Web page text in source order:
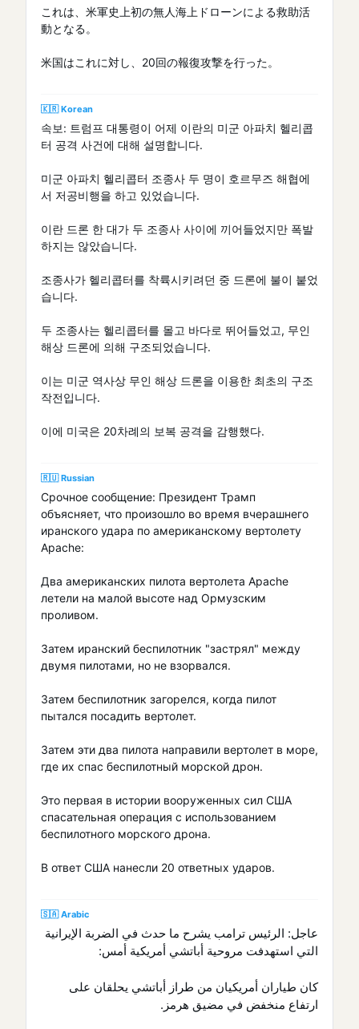
これは、米軍史上初の無人海上ドローンによる救助活
動となる。
米国はこれに対し、20回の報復攻撃を行った。
🇰🇷 Korean
속보: 트럼프 대통령이 어제 이란의 미군 아파치 헬리콥
터 공격 사건에 대해 설명합니다.
미군 아파치 헬리콥터 조종사 두 명이 호르무즈 해협에
서 저공비행을 하고 있었습니다.
이란 드론 한 대가 두 조종사 사이에 끼어들었지만 폭발
하지는 않았습니다.
조종사가 헬리콥터를 착륙시키려던 중 드론에 불이 붙었
습니다.
두 조종사는 헬리콥터를 몰고 바다로 뛰어들었고, 무인
해상 드론에 의해 구조되었습니다.
이는 미군 역사상 무인 해상 드론을 이용한 최초의 구조
작전입니다.
이에 미국은 20차례의 보복 공격을 감행했다.
🇷🇺 Russian
Срочное сообщение: Президент Трамп
объясняет, что произошло во время вчерашнего
иранского удара по американскому вертолету
Apache:
Два американских пилота вертолета Apache
летели на малой высоте над Ормузским
проливом.
Затем иранский беспилотник "застрял" между
двумя пилотами, но не взорвался.
Затем беспилотник загорелся, когда пилот
пытался посадить вертолет.
Затем эти два пилота направили вертолет в море,
где их спас беспилотный морской дрон.
Это первая в истории вооруженных сил США
спасательная операция с использованием
беспилотного морского дрона.
В ответ США нанесли 20 ответных ударов.
🇸🇦 Arabic
عاجل: الرئيس ترامب يشرح ما حدث في الضربة الإيرانية
التي استهدفت مروحية أباتشي أمريكية أمس:
كان طياران أمريكيان من طراز أباتشي يحلقان على
ارتفاع منخفض في مضيق هرمز.